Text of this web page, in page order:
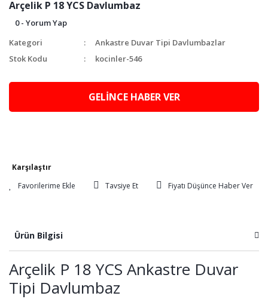
Arçelik P 18 YCS Davlumbaz
0 - Yorum Yap
Kategori
Ankastre Duvar Tipi Davlumbazlar
Stok Kodu
kocinler-546
GELİNCE HABER VER
Karşılaştır
Tavsiye Et
Fiyatı Düşünce Haber Ver
Ürün Bilgisi
Arçelik P 18 YCS Ankastre Duvar
Tipi Davlumbaz